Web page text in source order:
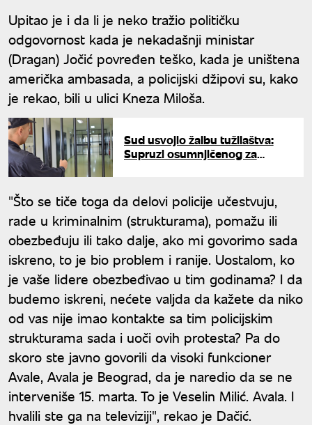
Upitao je i da li je neko tražio političku
odgovornost kada je nekadašnji ministar
(Dragan) Jočić povređen teško, kada je uništena
američka ambasada, a policijski džipovi su, kako
je rekao, bili u ulici Kneza Miloša.
Sud usvojio žalbu tužilaštva:
Supruzi osumnjičenog za
"Što se tiče toga da delovi policije učestvuju,
rade u kriminalnim (strukturama), pomažu ili
obezbeđuju ili tako dalje, ako mi govorimo sada
iskreno, to je bio problem i ranije. Uostalom, ko
je vaše lidere obezbeđivao u tim godinama? I da
budemo iskreni, nećete valjda da kažete da niko
od vas nije imao kontakte sa tim policijskim
strukturama sada i uoči ovih protesta? Pa do
skoro ste javno govorili da visoki funkcioner
Avale, Avala je Beograd, da je naredio da se ne
interveniše 15. marta. To je Veselin Milić. Avala. I
hvalili ste ga na televiziji", rekao je Dačić.